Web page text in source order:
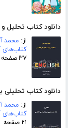
دانلود کتاب تحلیل
از: محمد
کتاب‌های
۳۷ صفحه
دانلود کتاب
از: محمد
کتاب‌های
۲۱ صفحه